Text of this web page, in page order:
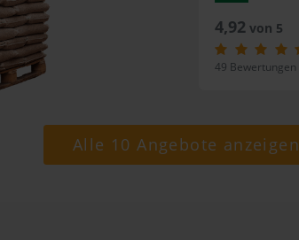
4,92von 5
49 Bewertungen
Alle 10 Angebote anzeigen